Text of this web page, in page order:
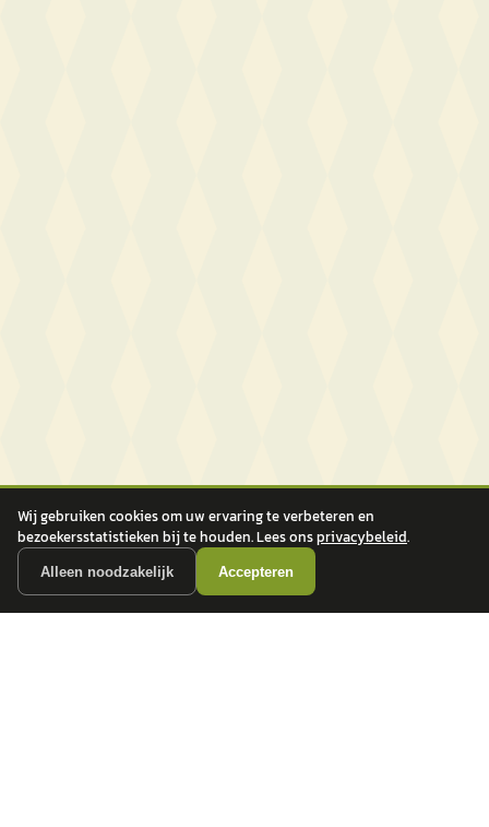
Wij gebruiken cookies om uw ervaring te verbeteren en
bezoekersstatistieken bij te houden. Lees onsprivacybeleid.
Alleen noodzakelijk Accepteren